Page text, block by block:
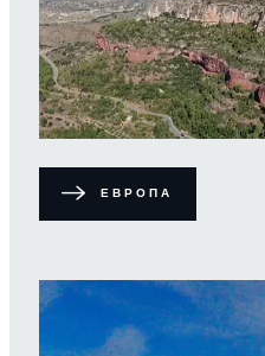
ЕВРОПА